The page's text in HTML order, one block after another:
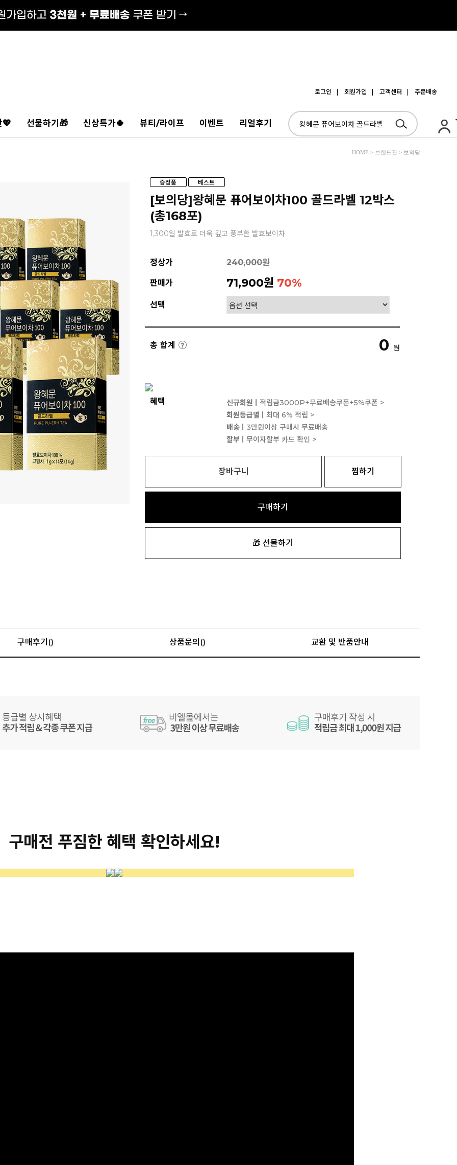
로그인 | 회원가입 | 고객센터 | 주문배송
💖 선물하기🎁 신상특가🍀 뷰티/라이프 이벤트 리얼후기
HOME > 브랜드관 > 보의당
[보의당]왕혜문 퓨어보이차100 골드라벨 12박스
(총168포)
1,300일 발효로 더욱 깊고 풍부한 발효보이차
정상가 240,000원
판매가 71,900원 70%
선택
총 합계 0 원
혜택 신규회원ㅣ 적립금3000P+무료배송쿠폰+5%쿠폰 >
회원등급별ㅣ 최대 6% 적립 >
배송ㅣ 3만원이상 구매시 무료배송
할부ㅣ 무이자할부 카드 확인 >
장바구니 찜하기
구매하기
🎁 선물하기
구매후기() 상품문의() 교환 및 반품안내
구매전 푸짐한 혜택 확인하세요!